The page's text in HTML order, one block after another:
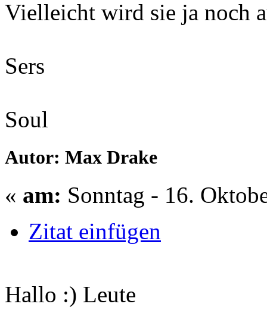
Vielleicht wird sie ja noch
Sers
Soul
Autor: Max Drake
« am: Sonntag - 16.
Zitat einfügen
Hallo :) Leute